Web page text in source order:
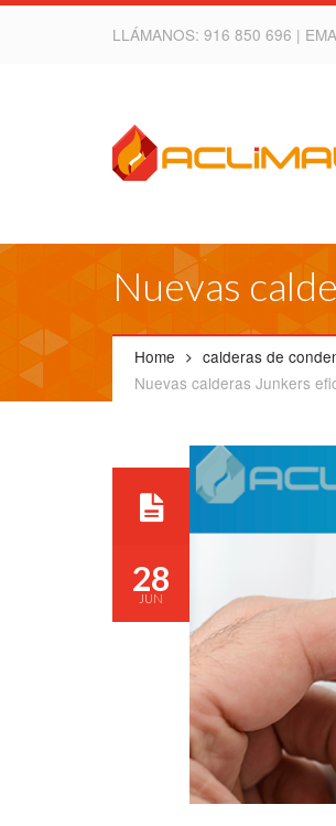
LLÁMANOS: 916 850 696 |
Nuevas
Home
calderas de
Nuevas calderas Junkers
28
JUN